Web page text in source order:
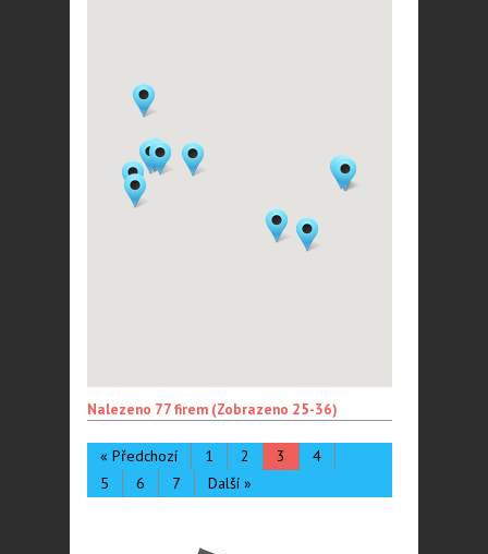
Nalezeno 77 firem (Zobrazeno 25-36)
« Předchozí 1 2 3
4
5
6 7 Další »